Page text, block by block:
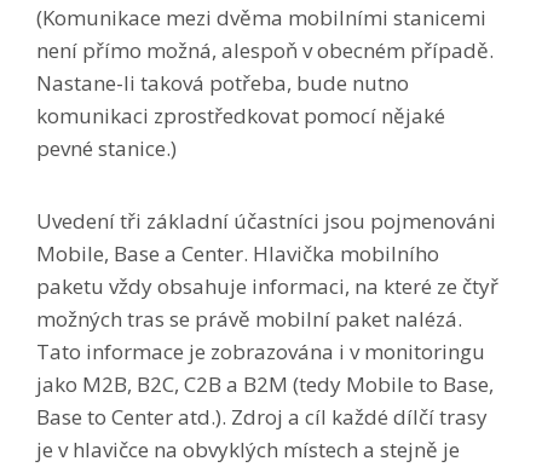
(Komunikace mezi dvěma mobilními stanicemi
není přímo možná, alespoň v obecném případě.
Nastane-li taková potřeba, bude nutno
komunikaci zprostředkovat pomocí nějaké
pevné stanice.)
Uvedení tři základní účastníci jsou pojmenováni
Mobile, Base a Center. Hlavička mobilního
paketu vždy obsahuje informaci, na které ze čtyř
možných tras se právě mobilní paket nalézá.
Tato informace je zobrazována i v monitoringu
jako M2B, B2C, C2B a B2M (tedy Mobile to Base,
Base to Center atd.). Zdroj a cíl každé dílčí trasy
je v hlavičce na obvyklých místech a stejně je